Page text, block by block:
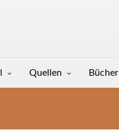
Quellen Bücher